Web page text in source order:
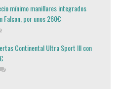
mínimo manillares integrados
Falcon, por unos 260€
Continental Ultra Sport III con